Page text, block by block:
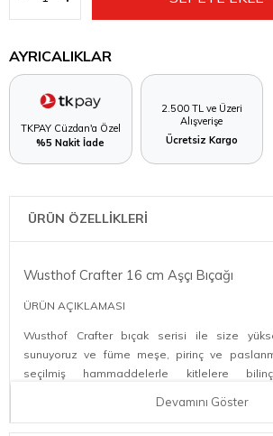
AYRICALIKLAR
TKPAY Cüzdan'a Özel
%5 Nakit İade
2.500 TL ve Üzeri
Alışverişe
Ücretsiz Kargo
ÜRÜN ÖZELLİKLERİ
Wusthof Crafter 16 cm Aşçı Bıçağı
ÜRÜN AÇIKLAMASI
Wusthof Crafter bıçak serisi ile size
sunuyoruz ve füme meşe, pirinç ve
seçilmiş hammaddelerle kitlelere
Devamını Göster